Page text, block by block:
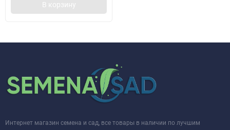
В корзину
Интернет магазин семена и сад, все товары в наличии по лучшим